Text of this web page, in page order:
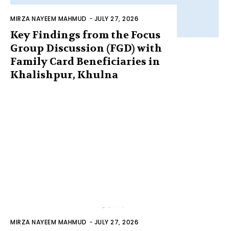
MIRZA NAYEEM MAHMUD - JULY 27, 2026
Key Findings from the Focus
Group Discussion (FGD) with
Family Card Beneficiaries in
Khalishpur, Khulna
MIRZA NAYEEM MAHMUD - JULY 27, 2026